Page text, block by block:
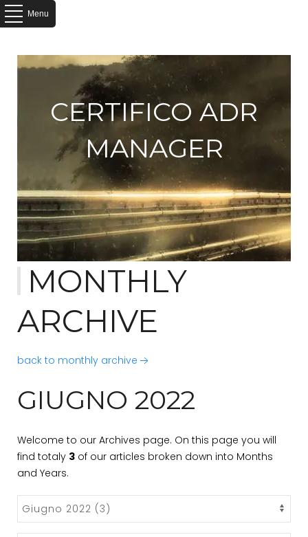
Menu
CERTIFICO ADR
MANAGER
MONTHLY
ARCHIVE
back to monthly archive
GIUGNO 2022
Welcome to our Archives page. On this page you will
find totaly 3 of our articles broken down into Months
and Years.